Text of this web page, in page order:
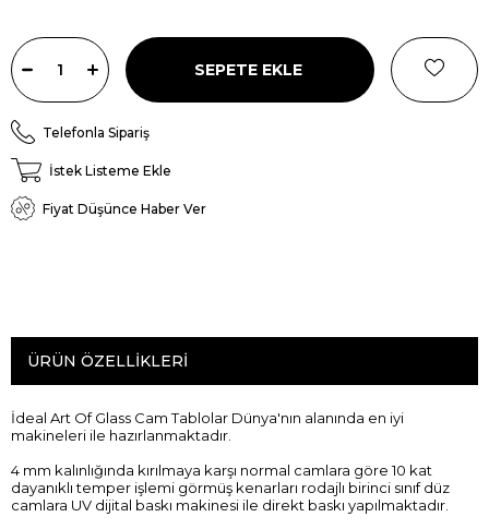
Telefonla Sipariş
İstek Listeme Ekle
Fiyat Düşünce Haber Ver
ÜRÜN ÖZELLIKLERI
İdeal Art Of Glass Cam Tablolar Dünya'nın alanında en iyi
makineleri ile hazırlanmaktadır.
4 mm kalınlığında kırılmaya karşı normal camlara göre 10 kat
dayanıklı temper işlemi görmüş kenarları rodajlı birinci sınıf düz
camlara UV dijital baskı makinesi ile direkt baskı yapılmaktadır.